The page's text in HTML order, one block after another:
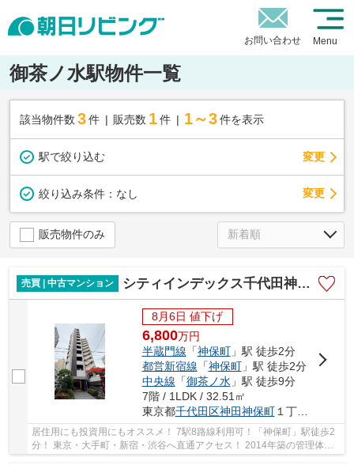
お問い合わせ Menu
御茶ノ水駅物件一覧
該当物件数 3件 販売数 1 件 1～3 件を表示
駅で絞り込む 変更
絞り込み条件： なし 変更
販売物件のみ
売買 | 中古マンション シティインデックス千代田神保町
8月6日 値下げ
6,800万円
半蔵門線 「神保町」駅 徒歩2分
都営新宿線 「神保町」駅 徒歩2分
中央線 「御茶ノ水 」駅 徒歩9分
7階 / 1LDK / 32.51㎡
東京都千代田区神田神保町１丁目18-2
居住用にも投資用にもオススメ！ 7駅8路線利用可！「神保町」駅徒歩2
分！ 東京・大手町・新宿・渋谷へ直通アクセス！ 2014年築の管理体制
良好マンションです。 都心の利便を大いに享受...